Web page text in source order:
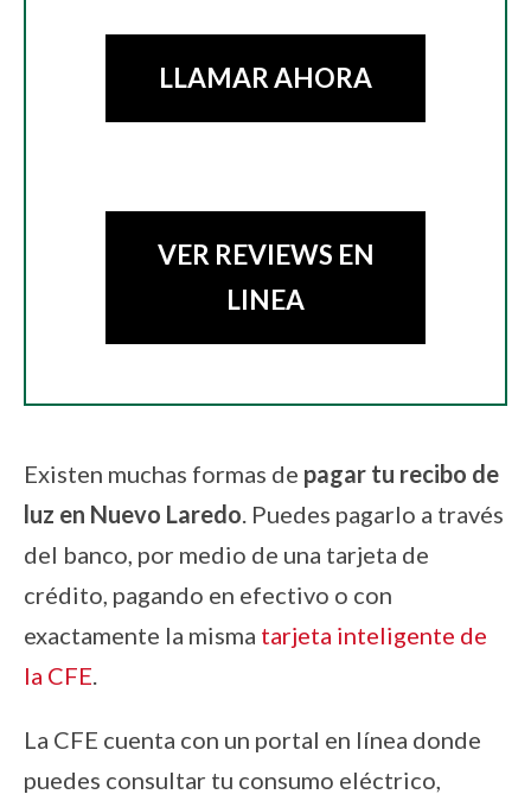
LLAMAR AHORA
VER REVIEWS EN
LINEA
Existen muchas formas de pagar tu recibo de
luz en Nuevo Laredo. Puedes pagarlo a través
del banco, por medio de una tarjeta de
crédito, pagando en efectivo o con
exactamente la misma tarjeta inteligente de
la CFE.
La CFE cuenta con un portal en línea donde
puedes consultar tu consumo eléctrico,